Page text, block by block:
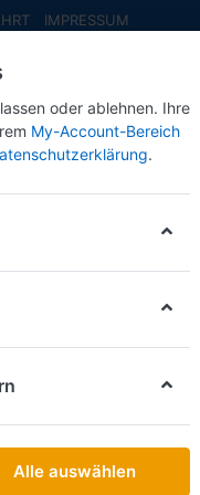
IMPRESSUM
NEUHEITEN
Lager
noch
oder ablehnen. Ihre
My-Account-Bereich
.
Alle auswählen